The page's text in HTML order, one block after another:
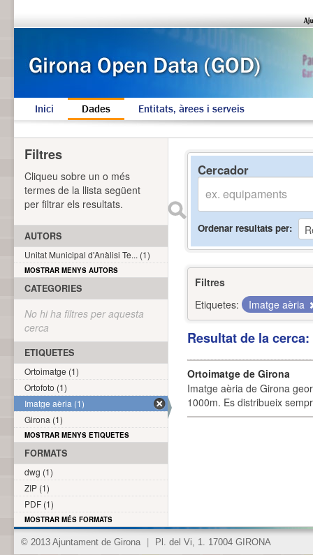
Inici Dades Entitats, àrees i serveis
Cercador
Ordenar resultats per
Filtres
Etiquetes:
Imatge aèria
Resultat de la
Ortoimatge de Girona
Imatge aèria de Girona
1000m. Es distribueix
Filtres
Cliqueu sobre un o més
termes de la llista següent
per filtrar els resultats.
AUTORS
Unitat Municipal d'Anàlisi Te... (1)
MOSTRAR MENYS AUTORS
CATEGORIES
No hi ha filtres per aquesta
cerca
ETIQUETES
Ortoimatge (1)
Ortofoto (1)
Imatge aèria (1)
Girona (1)
MOSTRAR MENYS ETIQUETES
FORMATS
dwg (1)
ZIP (1)
PDF (1)
MOSTRAR MÉS FORMATS
© 2013 Ajuntament de Girona Pl. del Vi, 1. 17004 GIRONA